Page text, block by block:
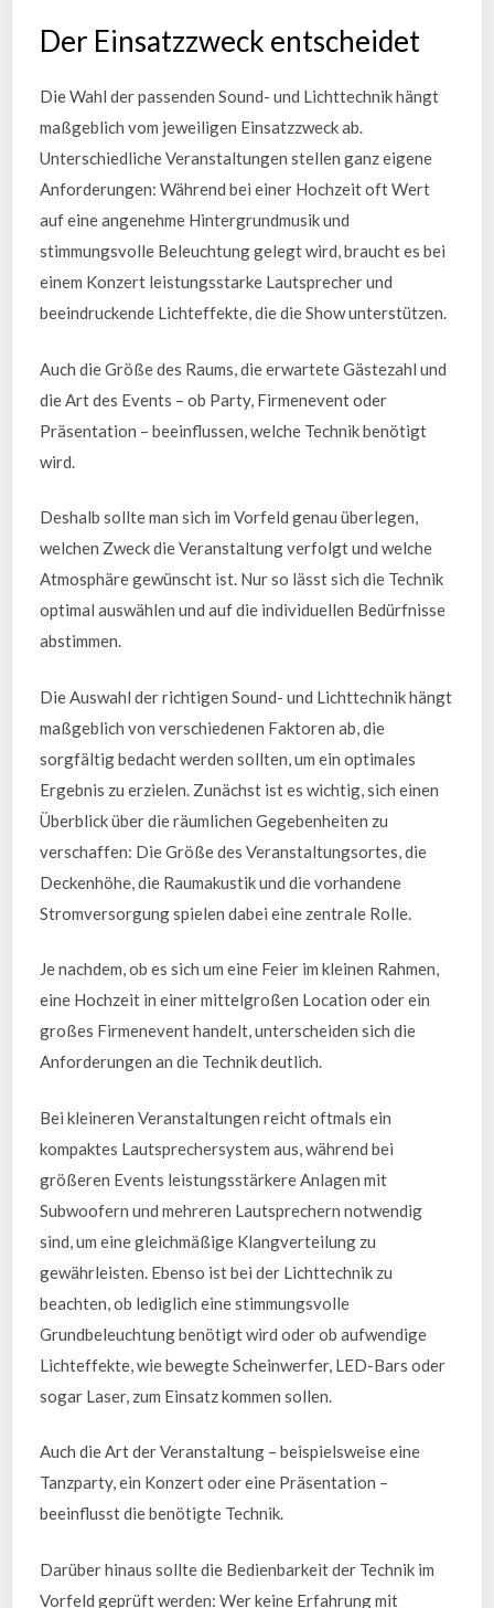
Der Einsatzzweck entscheidet
Die Wahl der passenden Sound- und Lichttechnik hängt
maßgeblich vom jeweiligen Einsatzzweck ab.
Unterschiedliche Veranstaltungen stellen ganz eigene
Anforderungen: Während bei einer Hochzeit oft Wert
auf eine angenehme Hintergrundmusik und
stimmungsvolle Beleuchtung gelegt wird, braucht es bei
einem Konzert leistungsstarke Lautsprecher und
beeindruckende Lichteffekte, die die Show unterstützen.
Auch die Größe des Raums, die erwartete Gästezahl und
die Art des Events – ob Party, Firmenevent oder
Präsentation – beeinflussen, welche Technik benötigt
wird.
Deshalb sollte man sich im Vorfeld genau überlegen,
welchen Zweck die Veranstaltung verfolgt und welche
Atmosphäre gewünscht ist. Nur so lässt sich die Technik
optimal auswählen und auf die individuellen Bedürfnisse
abstimmen.
Die Auswahl der richtigen Sound- und Lichttechnik hängt
maßgeblich von verschiedenen Faktoren ab, die
sorgfältig bedacht werden sollten, um ein optimales
Ergebnis zu erzielen. Zunächst ist es wichtig, sich einen
Überblick über die räumlichen Gegebenheiten zu
verschaffen: Die Größe des Veranstaltungsortes, die
Deckenhöhe, die Raumakustik und die vorhandene
Stromversorgung spielen dabei eine zentrale Rolle.
Je nachdem, ob es sich um eine Feier im kleinen Rahmen,
eine Hochzeit in einer mittelgroßen Location oder ein
großes Firmenevent handelt, unterscheiden sich die
Anforderungen an die Technik deutlich.
Bei kleineren Veranstaltungen reicht oftmals ein
kompaktes Lautsprechersystem aus, während bei
größeren Events leistungsstärkere Anlagen mit
Subwoofern und mehreren Lautsprechern notwendig
sind, um eine gleichmäßige Klangverteilung zu
gewährleisten. Ebenso ist bei der Lichttechnik zu
beachten, ob lediglich eine stimmungsvolle
Grundbeleuchtung benötigt wird oder ob aufwendige
Lichteffekte, wie bewegte Scheinwerfer, LED-Bars oder
sogar Laser, zum Einsatz kommen sollen.
Auch die Art der Veranstaltung – beispielsweise eine
Tanzparty, ein Konzert oder eine Präsentation –
beeinflusst die benötigte Technik.
Darüber hinaus sollte die Bedienbarkeit der Technik im
Vorfeld geprüft werden: Wer keine Erfahrung mit